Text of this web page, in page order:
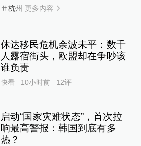
杭州 更多内容
休达移民危机余波未平：数千
人露宿街头，欧盟却在争吵该
谁负责
快看 10小时前 12评
启动“国家灾难状态”，首次拉
响最高警报：韩国到底有多
热？